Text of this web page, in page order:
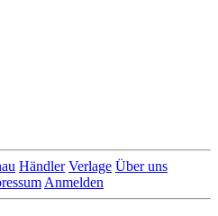
Händler Verlage Über uns
Anmelden